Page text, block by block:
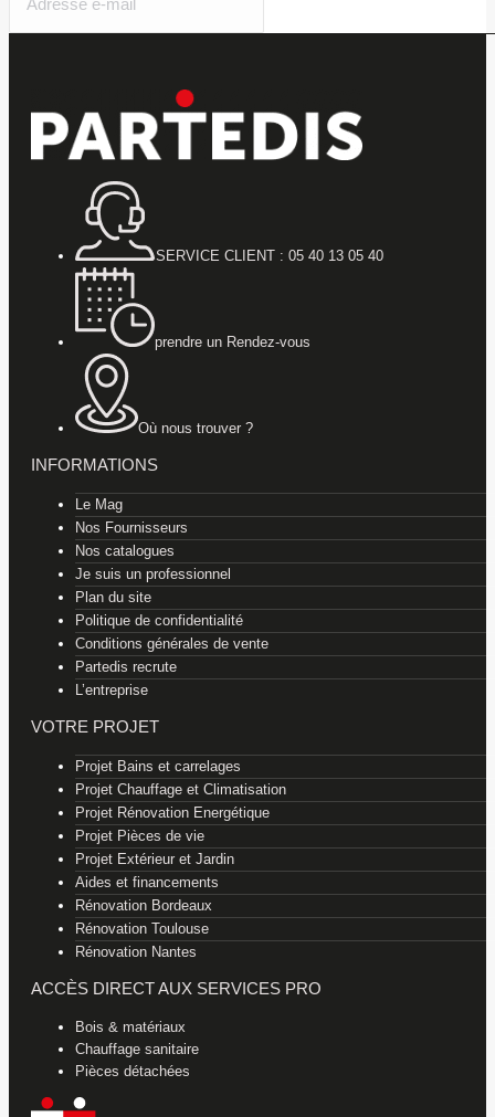
SERVICE CLIENT : 05 40 13 05 40
prendre un Rendez-vous
Où nous trouver ?
INFORMATIONS
Le Mag
Nos Fournisseurs
Nos catalogues
Je suis un professionnel
Plan du site
Politique de confidentialité
Conditions générales de vente
Partedis recrute
L’entreprise
VOTRE PROJET
Projet Bains et carrelages
Projet Chauffage et Climatisation
Projet Rénovation Energétique
Projet Pièces de vie
Projet Extérieur et Jardin
Aides et financements
Rénovation Bordeaux
Rénovation Toulouse
Rénovation Nantes
ACCÈS DIRECT AUX SERVICES PRO
Bois & matériaux
Chauffage sanitaire
Pièces détachées